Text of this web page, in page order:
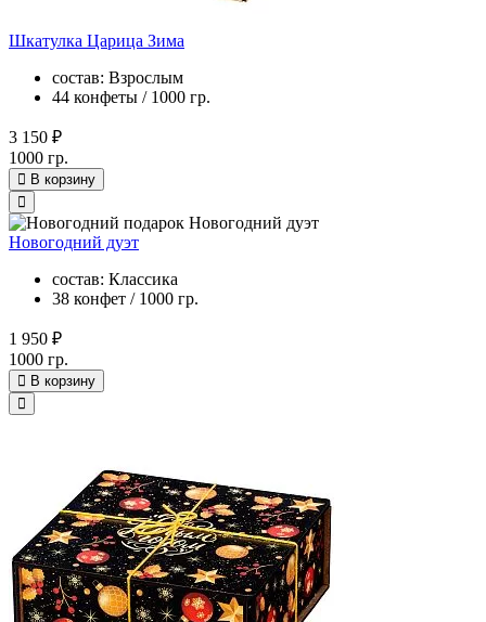
Шкатулка Царица Зима
состав: Взрослым
44 конфеты / 1000 гр.
3 150 ₽
1000 гр.
В корзину
Новогодний дуэт
состав: Классика
38 конфет / 1000 гр.
1 950 ₽
1000 гр.
В корзину